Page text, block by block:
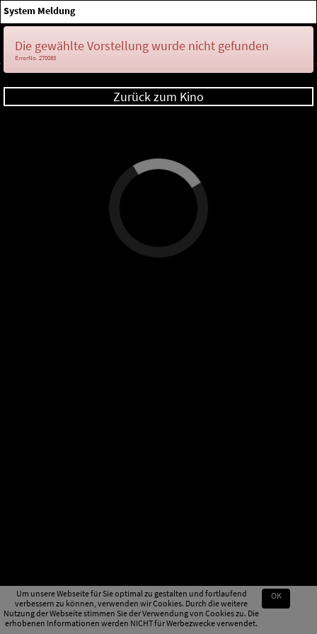
Um unsere Webseite für Sie optimal zu gestalten und fortlaufend
verbessern zu können, verwenden wir Cookies. Durch die weitere
Nutzung der Webseite stimmen Sie der Verwendung von Cookies zu. Die
erhobenen Informationen werden NICHT für Werbezwecke verwendet.
OK
System Meldung
Die gewählte Vorstellung wurde nicht gefunden
ErrorNo. 270083
Zurück zum Kino